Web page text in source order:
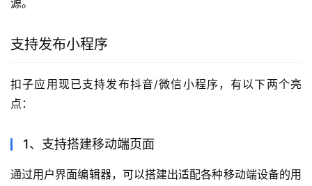
源。
支持发布小程序
扣子应用现已支持发布抖音/微信小程序，有以下两个亮
点：
1、支持搭建移动端页面
通过用户界面编辑器，可以搭建出适配各种移动端设备的用